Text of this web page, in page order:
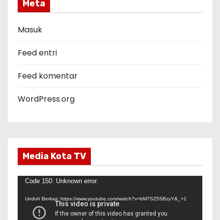
o
r
Meta
Masuk
Feed entri
Feed komentar
WordPress.org
Media Kota TV
Code 150: Unknown error.
Unduh Berkas: https://www.youtube.com/watch?v=bM7SZ5SBzyY&_=1